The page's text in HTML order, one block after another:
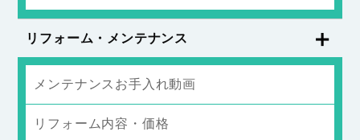
リフォーム・メンテナンス
メンテナンスお手入れ動画
リフォーム内容・価格